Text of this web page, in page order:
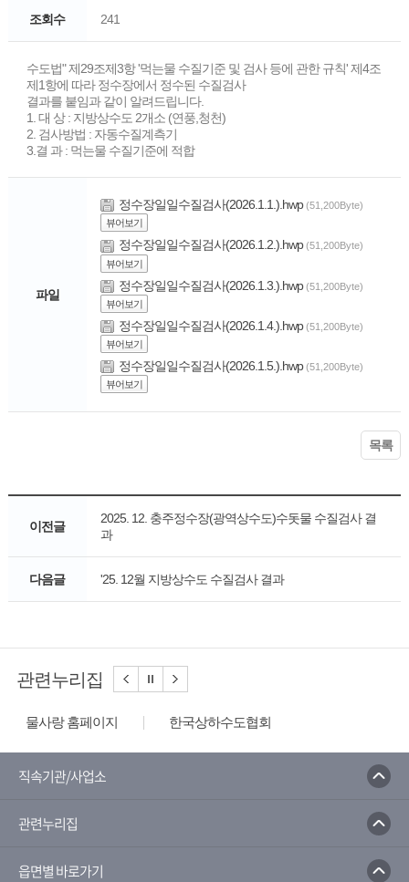
조회수 241
수도법" 제29조제3항 '먹는물 수질기준 및 검사 등에 관한 규칙' 제4조
제1항에 따라 정수장에서 정수된 수질검사
결과를 붙임과 같이 알려드립니다.
1. 대 상 : 지방상수도 2개소 (연풍,청천)
2. 검사방법 : 자동수질계측기
3.결 과 : 먹는물 수질기준에 적합
파일
정수장일일수질검사(2026.1.1.).hwp (51,200Byte)
뷰어보기
정수장일일수질검사(2026.1.2.).hwp (51,200Byte)
뷰어보기
정수장일일수질검사(2026.1.3.).hwp (51,200Byte)
뷰어보기
정수장일일수질검사(2026.1.4.).hwp (51,200Byte)
뷰어보기
정수장일일수질검사(2026.1.5.).hwp (51,200Byte)
뷰어보기
목록
이전글
2025. 12. 충주정수장(광역상수도)수돗물 수질검사 결
과
다음글 '25. 12월 지방상수도 수질검사 결과
관련누리집
물사랑 홈페이지
한국상하수도협회
수질오염방제정보시스템
직속기관/사업소
관련누리집
읍면별 바로가기